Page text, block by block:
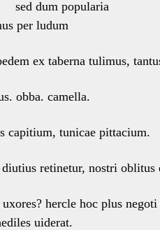
sed dum popularia
per ludum
ex taberna tulimus,
obba. camella.
capitium, tunicae pittacium.
retinetur, nostri oblitus
uxores? hercle hoc plus
uiderat.